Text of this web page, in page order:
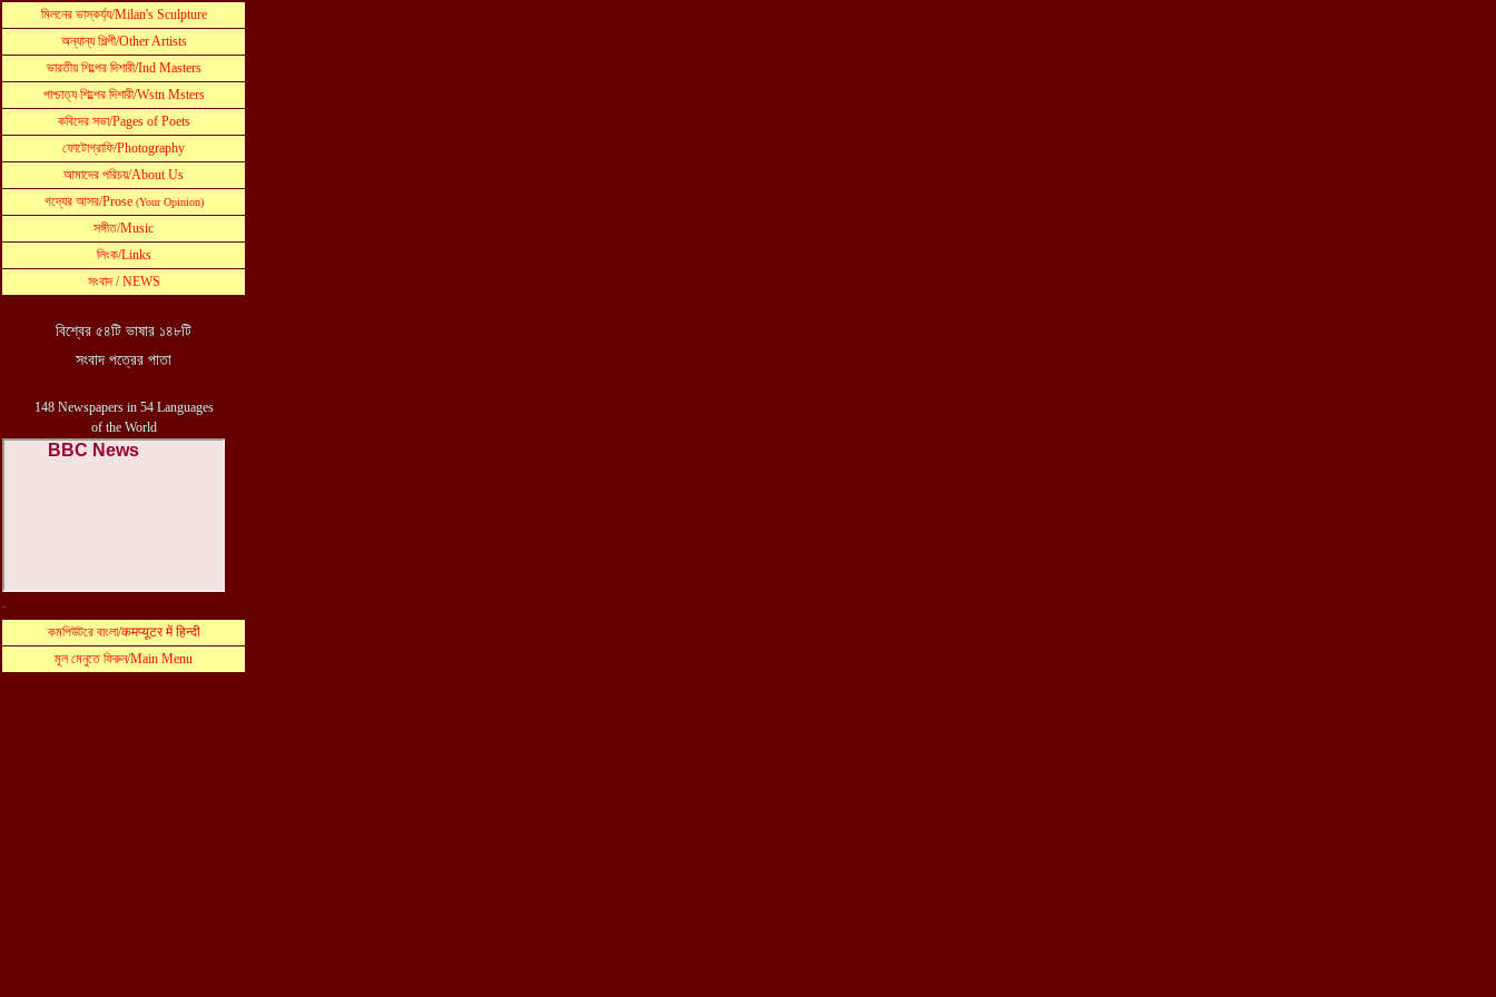
মিলনের ভাস্কর্য্য/Milan's Sculpture
অন্যান্য শিল্পী/Other Artists
ভারতীয় শিল্পের দিশারী/Ind Masters
পাশ্চাত্য শিল্পের দিশারী/Wstn Msters
কবিদের সভা/Pages of Poets
ফোটোগ্রাফি/Photography
আমাদের পরিচয়/AboutUs
গদ্যের আসর/Prose (Your Opinion)
সঙ্গীত/Music
লিংক/Links
সংবাদ/ NEWS
বিশ্বের ৫৪টি ভাষার ১৪৮টি
সংবাদ পত্রের পাতা
148 Newspapers in 54 Languages
of the World
.
কমপিউটরে বাংলা/कमप्यूटर में हिन्दी
মূল মেনুতে ফিরুন/Main Menu